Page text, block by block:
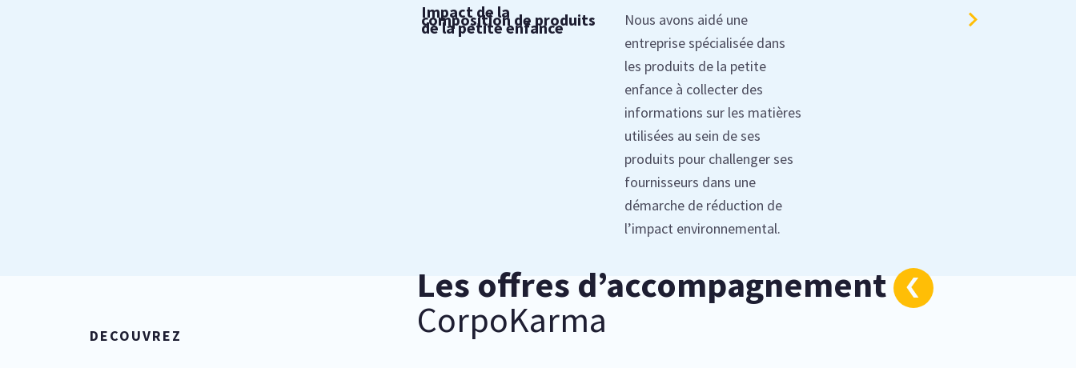
Impact de la
composition de produits
de la petite enfance
Nous avons aidé une
entreprise spécialisée dans
les produits de la petite
enfance à collecter des
informations sur les matières
utilisées au sein de ses
produits pour challenger ses
fournisseurs dans une
démarche de réduction de
l’impact environnemental.
DECOUVREZ
Les offres d’accompagnement
CorpoKarma